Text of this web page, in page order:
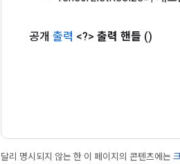
공개 출력 <?> 출력 핸들 ()
달리 명시되지 않는 한 이 페이지의 콘텐츠에는